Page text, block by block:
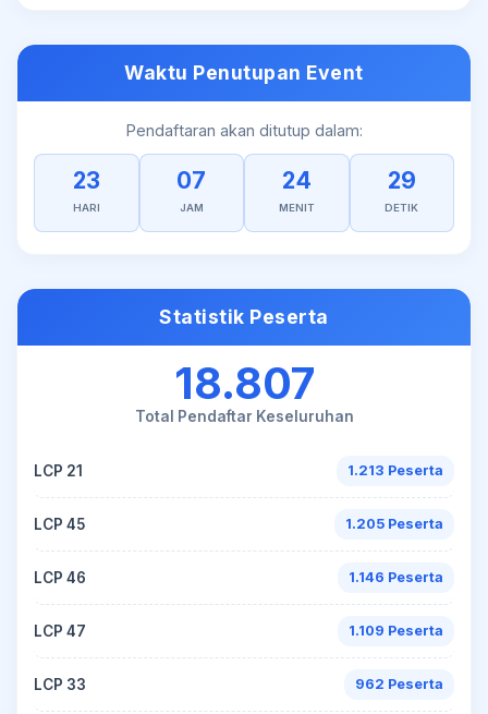
Waktu Penutupan Event
Pendaftaran akan ditutup dalam:
23
HARI
07
JAM
24
MENIT
29
DETIK
Statistik Peserta
18.807
Total Pendaftar Keseluruhan
LCP 21 1.213 Peserta
LCP 45 1.205 Peserta
LCP 46 1.146 Peserta
LCP 47 1.109 Peserta
LCP 33 962 Peserta